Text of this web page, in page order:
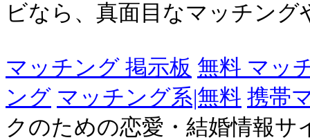
ビなら、真面目なマッチン
マッチング 掲示板 無料 マッ
ング マッチング系|無料 携帯
クのための恋愛・結婚情報サ